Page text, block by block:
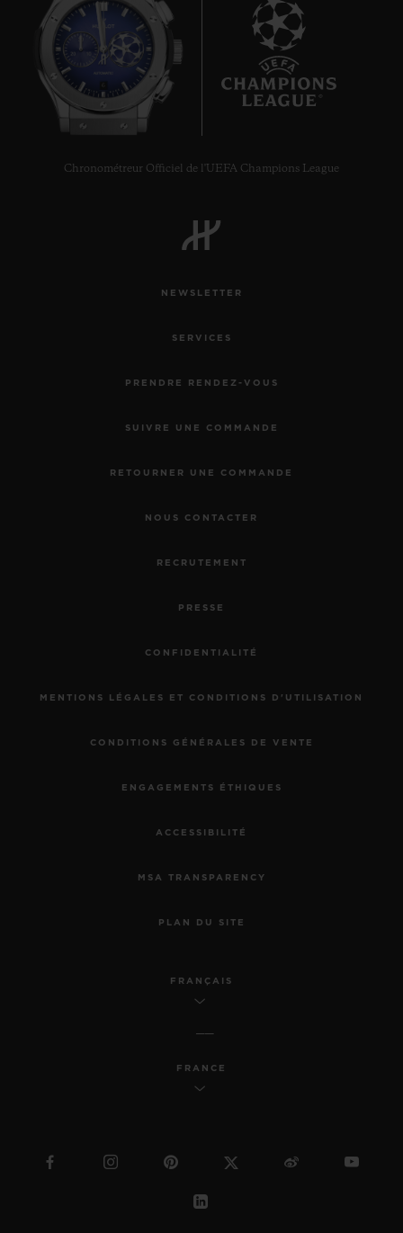
Chronométreur Officiel de l'UEFA Champions League
NEWSLETTER
SERVICES
PRENDRE RENDEZ-VOUS
SUIVRE UNE COMMANDE
RETOURNER UNE COMMANDE
NOUS CONTACTER
RECRUTEMENT
PRESSE
CONFIDENTIALITÉ
MENTIONS LÉGALES ET CONDITIONS D'UTILISATION
CONDITIONS GÉNÉRALES DE VENTE
ENGAGEMENTS ÉTHIQUES
ACCESSIBILITÉ
MSA TRANSPARENCY
PLAN DU SITE
FRANÇAIS
FRANCE